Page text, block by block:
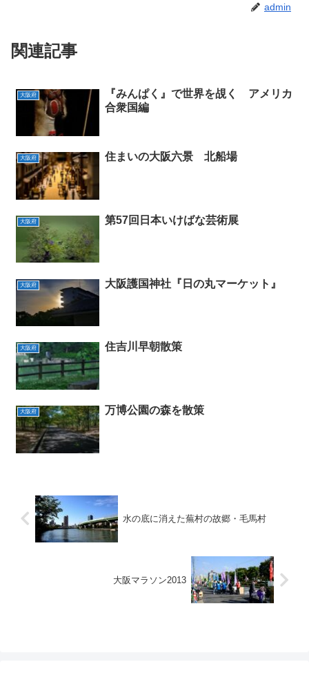
admin
関連記事
大阪府
『みんぱく』で世界を覘く アメリカ
合衆国編
大阪府 住まいの大阪六景 北船場
大阪府 第57回日本いけばな芸術展
大阪府 大阪護国神社『日の丸マーケット』
大阪府 住吉川早朝散策
大阪府 万博公園の森を散策
水の底に消えた蕪村の故郷・毛馬村
大阪マラソン2013